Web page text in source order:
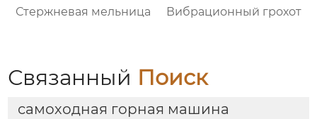
Стержневая мельница Вибрационный грохот
Связанный Поиск
самоходная горная машина